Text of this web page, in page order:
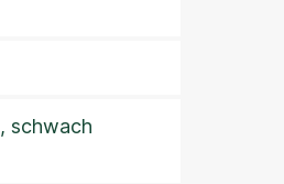
schwach